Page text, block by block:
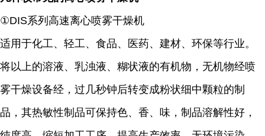
①DIS系列高速离心喷雾干燥机
适用于化工、轻工、食品、医药、建材、环保等行业。
将以上的溶液、乳浊液、糊状液的有机物，无机物经喷
雾干燥设备经，过几秒钟后转变成粉状细中颗粒的制
品，其热敏性制品可保持色、香、味，制品溶解性好，